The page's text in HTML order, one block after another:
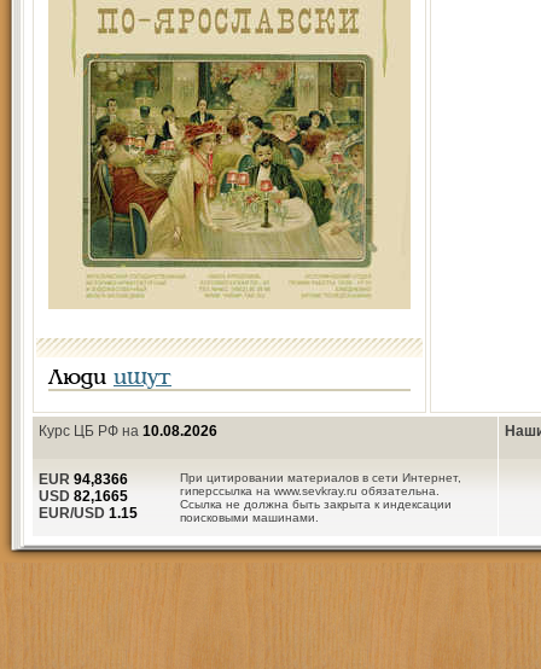
Люди ищут
Курс ЦБ РФ на 10.08.2026
При цитировании материалов в сети Интернет,
гиперссылка на www.sevkray.ru обязательна.
Ссылка не должна быть закрыта к индексации
поисковыми машинами.
EUR 94,8366
USD 82,1665
EUR/USD 1.15